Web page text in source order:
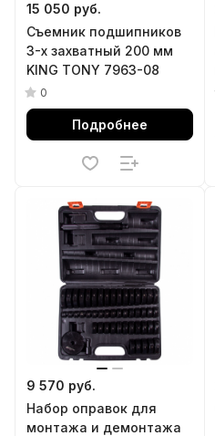
15 050 руб.
Съемник подшипников
3-х захватный 200 мм
KING TONY 7963-08
0
Подробнее
9 570 руб.
Набор оправок для
монтажа и демонтажа